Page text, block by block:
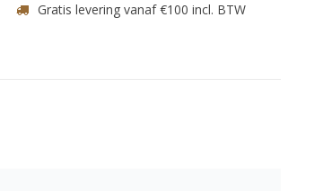
Gratis levering vanaf €100 incl. BTW